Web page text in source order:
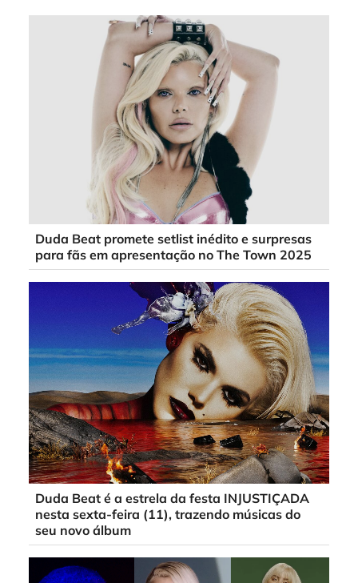
Duda Beat promete setlist inédito e surpresas
para fãs em apresentação no The Town 2025
Duda Beat é a estrela da festa INJUSTIÇADA
nesta sexta-feira (11), trazendo músicas do
seu novo álbum